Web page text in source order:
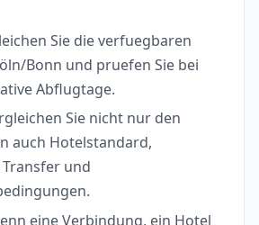
Sie die verfuegbaren
Bonn und pruefen Sie bei
Abflugtage.
Sie nicht nur den
auch Hotelstandard,
und
eine Verbindung, ein Hotel